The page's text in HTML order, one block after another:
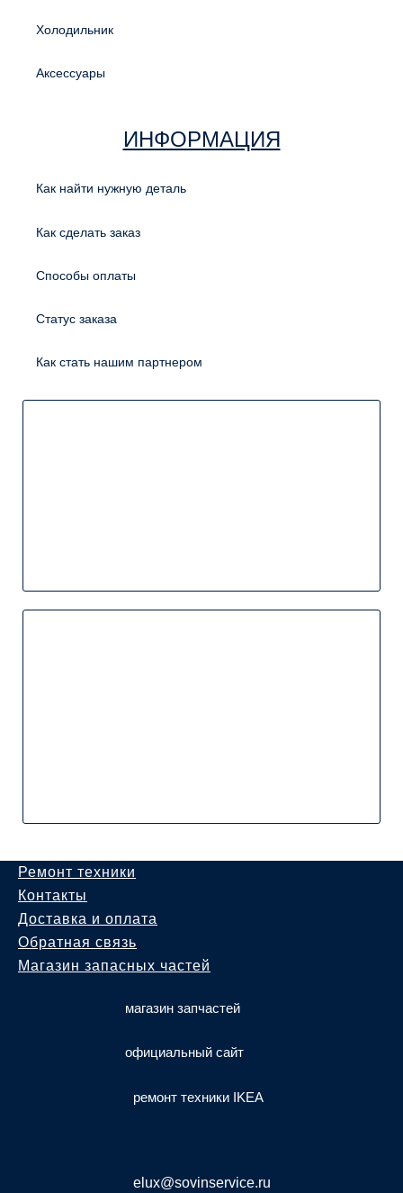
Холодильник
Аксессуары
ИНФОРМАЦИЯ
Как найти нужную деталь
Как сделать заказ
Способы оплаты
Статус заказа
Как стать нашим партнером
Ремонт техники
Контакты
Доставка и оплата
Обратная связь
Магазин запасных частей
магазин запчастей
официальный сайт
ремонт техники IKEA
elux@sovinservice.ru